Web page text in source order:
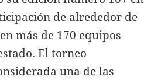
de alrededor de
más de 170 equipos
El torneo
una de las